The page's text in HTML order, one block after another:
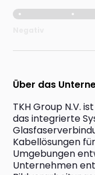
Über das
TKH Group N.V.
das integrierte
Kabellösungen
Umgebungen
Unternehmen